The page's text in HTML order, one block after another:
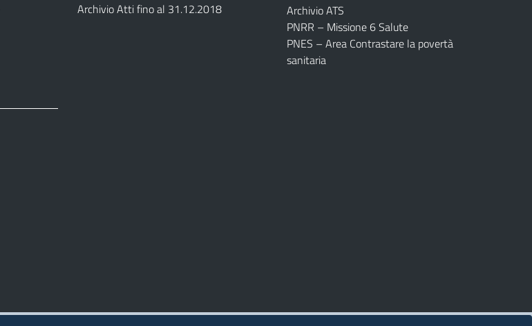
Archivio Atti fino al 31.12.2018
Archivio ATS
PNRR – Missione 6 Salute
PNES – Area Contrastare la povertà
sanitaria